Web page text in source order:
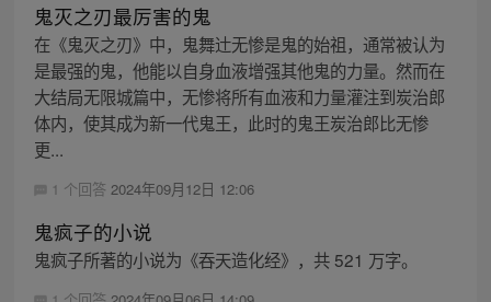
鬼灭之刃最厉害的鬼
在《鬼灭之刃》中，鬼舞辻无惨是鬼的始祖，通常被认为
是最强的鬼，他能以自身血液增强其他鬼的力量。然而在
大结局无限城篇中，无惨将所有血液和力量灌注到炭治郎
体内，使其成为新一代鬼王，此时的鬼王炭治郎比无惨
更...
1 个回答 2024年09月12日 12:06
鬼疯子的小说
鬼疯子所著的小说为《吞天造化经》，共 521 万字。